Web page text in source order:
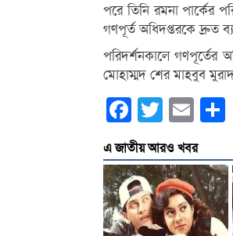
পরে তিনি রমনা পার্কের
গণপূর্ত অধিদপ্তরকে দ্রুত
পরিদর্শনকালে গণপূর্তের
মোহাম্মদ শের মাহবুব
Facebook
Twitter Email
এ জাতীয় আরও খবর